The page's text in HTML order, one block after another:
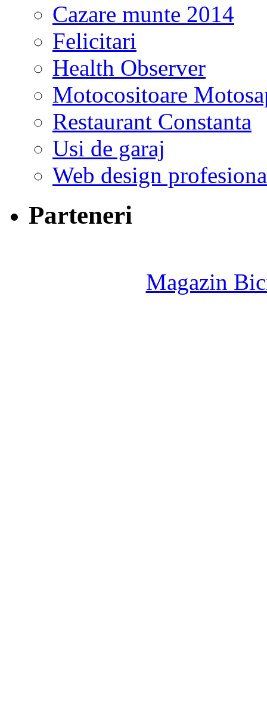
Cazare munte 2014
Felicitari
Health Observer
Motocositoare
Restaurant Constanta
Usi de garaj
Web design
Parteneri
Magazin